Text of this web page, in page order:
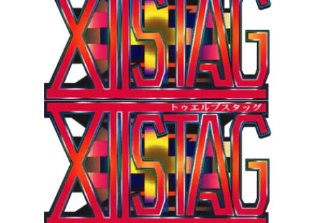
Drop your files on this page to
add to the current database item
xiistag
View
View